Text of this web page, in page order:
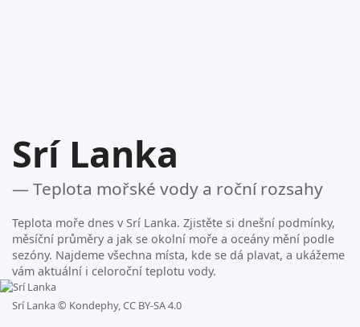
Srí Lanka
— Teplota mořské vody a roční rozsahy
Teplota moře dnes v Srí Lanka. Zjistěte si dnešní podmínky,
měsíční průměry a jak se okolní moře a oceány mění podle
sezóny. Najdeme všechna místa, kde se dá plavat, a ukážeme
vám aktuální i celoroční teplotu vody.
Srí Lanka © Kondephy, CC BY-SA 4.0